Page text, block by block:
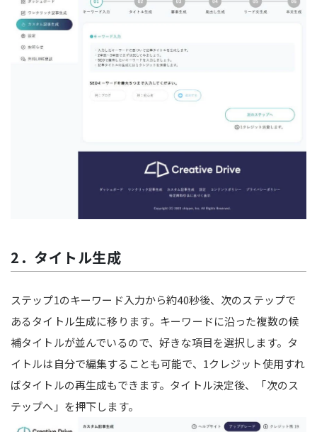
2．タイトル生成
ステップ1のキーワード入力から約40秒後、次のステップで
あるタイトル生成に移ります。キーワードに沿った複数の候
補タイトルが並んでいるので、好きな項目を選択します。タ
イトルは自分で編集することも可能で、1クレジット使用すれ
ばタイトルの再生成もできます。タイトル決定後、「次のス
テップへ」を押下します。